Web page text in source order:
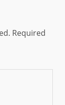
Required